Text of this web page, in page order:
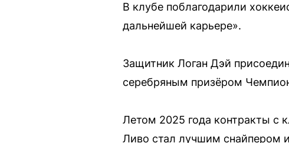
В клубе поблагодарили
дальнейшей карьере».
Защитник Логан Дэй
серебряным призёром
Летом 2025 года контракты с
Ливо стал лучшим снайпером